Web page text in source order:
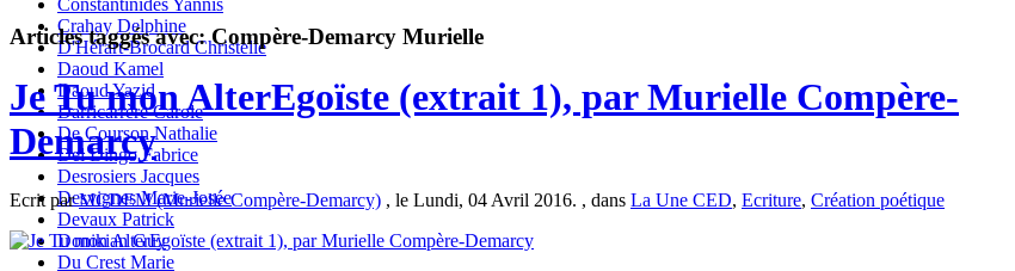
Constantinidès Yannis
Crahay Delphine
D'Hérart-Brocard Christelle
Daoud Kamel
Daoud Yazid
Darricarrère Carole
De Courson Nathalie
Del Dingo Fabrice
Desrosiers Jacques
Desvignes Marie-Josée
Devaux Patrick
Donikian Guy
Du Crest Marie
Articles taggés avec: Compère-Demarcy Murielle
Je Tu mon AlterEgoïste (extrait 1), par Murielle Compère-
Demarcy
Ecrit parMCDEM (Murielle Compère-Demarcy) , le Lundi, 04 Avril 2016. , dans La Une CED, Ecriture, Création poétique